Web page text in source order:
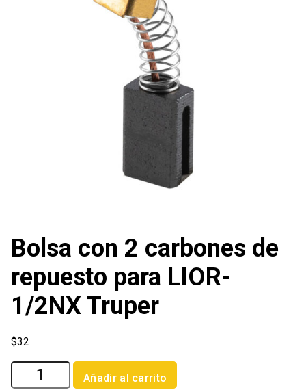
Bolsa con 2 carbones de
repuesto para LIOR-
1/2NX Truper
$32
Bolsa
con
Añadir al carrito